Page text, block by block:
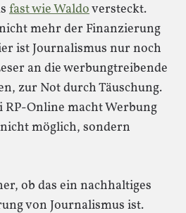
fast wie Waldoversteckt.
mehr der Finanzierung
ist Journalismus nur noch
an die werbungtreibende
zur Not durch Täuschung.
RP-Online macht Werbung
möglich, sondern
ob das ein nachhaltiges
von Journalismus ist.